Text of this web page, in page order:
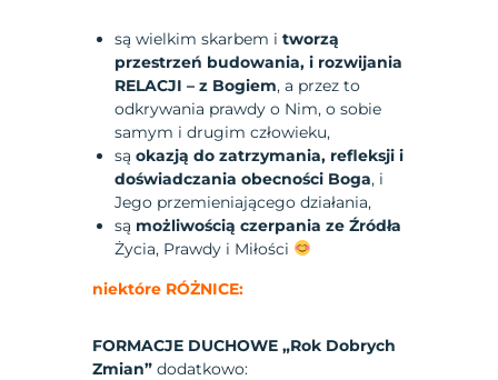
są wielkim skarbem itworzą
przestrzeń budowania, i rozwijania
RELACJI – z Bogiem, a przez to
odkrywania prawdy o Nim, o sobie
samym i drugim człowieku,
sąokazją do zatrzymania, refleksji i
doświadczania obecności Boga, i
Jego przemieniającego działania,
są możliwością czerpania ze Źródła
Życia, Prawdy i Miłości
niektóre RÓŻNICE:
FORMACJE DUCHOWE „Rok Dobrych
Zmian” dodatkowo: